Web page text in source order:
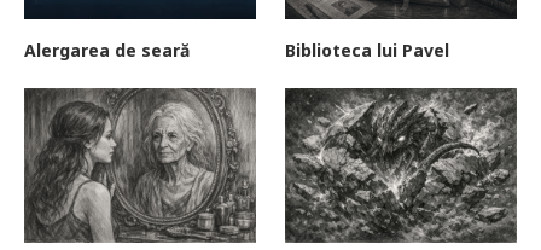
Alergarea de seară Biblioteca lui Pavel